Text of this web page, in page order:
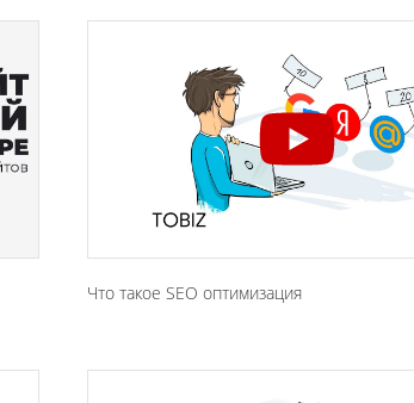
Что такое SEO оптимизация